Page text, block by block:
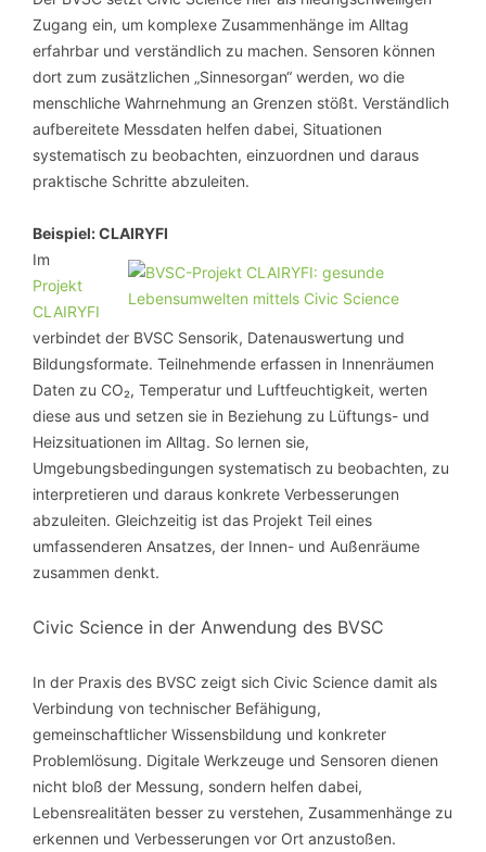
Zugang ein, um komplexe Zusammenhänge im Alltag
erfahrbar und verständlich zu machen. Sensoren können
dort zum zusätzlichen „Sinnesorgan“ werden, wo die
menschliche Wahrnehmung an Grenzen stößt. Verständlich
aufbereitete Messdaten helfen dabei, Situationen
systematisch zu beobachten, einzuordnen und daraus
praktische Schritte abzuleiten.
Beispiel: CLAIRYFI
Im
Projekt
CLAIRYFI
verbindet der BVSC Sensorik, Datenauswertung und
Bildungsformate. Teilnehmende erfassen in Innenräumen
Daten zu CO₂, Temperatur und Luftfeuchtigkeit, werten
diese aus und setzen sie in Beziehung zu Lüftungs- und
Heizsituationen im Alltag. So lernen sie,
Umgebungsbedingungen systematisch zu beobachten, zu
interpretieren und daraus konkrete Verbesserungen
abzuleiten. Gleichzeitig ist das Projekt Teil eines
umfassenderen Ansatzes, der Innen- und Außenräume
zusammen denkt.
Civic Science in der Anwendung des BVSC
In der Praxis des BVSC zeigt sich Civic Science damit als
Verbindung von technischer Befähigung,
gemeinschaftlicher Wissensbildung und konkreter
Problemlösung. Digitale Werkzeuge und Sensoren dienen
nicht bloß der Messung, sondern helfen dabei,
Lebensrealitäten besser zu verstehen, Zusammenhänge zu
erkennen und Verbesserungen vor Ort anzustoßen.